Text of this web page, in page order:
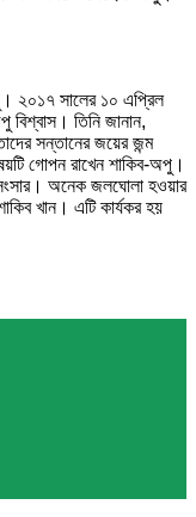
২০১৭ সালের ১০ এপ্রিল
তিনি জানান,
সন্তানের জয়ের জন্ম
গোপন রাখেন শাকিব-অপু।
অনেক জলঘোলা হওয়ার
খান। এটি কার্যকর হয়